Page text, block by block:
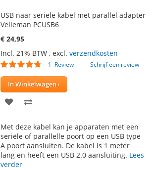
USB naar seriële kabel met parallel adapter
Velleman PCUSB6
€ 24,95
Incl. 21% BTW , excl. verzendkosten
Waardering:
1 Review Schrijf een review
In Winkelwagen
VOEG
AAN
VERLANGLIJST
TE
VERGELIJKEN
Met deze kabel kan je apparaten met een
seriële of parallelle poort op een USB type
A poort aansluiten. De kabel is 1 meter
lang en heeft een USB 2.0 aansluiting. Lees
verder